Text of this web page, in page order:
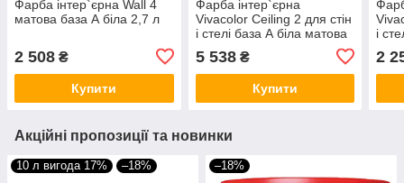
Фарба інтер`єрна Wall 4
матова база А біла 2,7 л
2 508 ₴
Купити
Фарба інтер`єрна
Vivacolor Ceiling 2 для стін
і стелі база А біла матова
5 538₴
Купити
і
2
Акційні пропозиції та новинки
10 л вигода 17% –18% –18%